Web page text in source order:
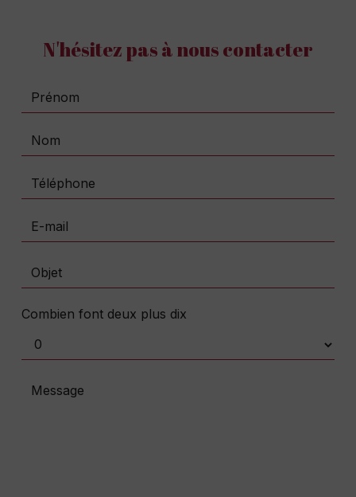
N'hésitez pas à nous contacter
Combien font deux plus dix